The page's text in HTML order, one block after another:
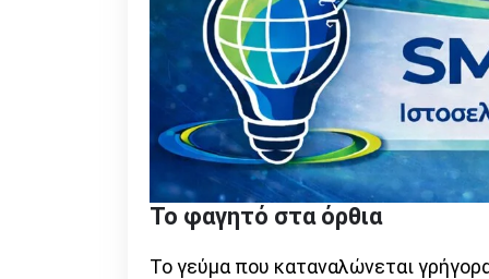
Το φαγητό στα όρθια
Το γεύμα που καταναλώνεται